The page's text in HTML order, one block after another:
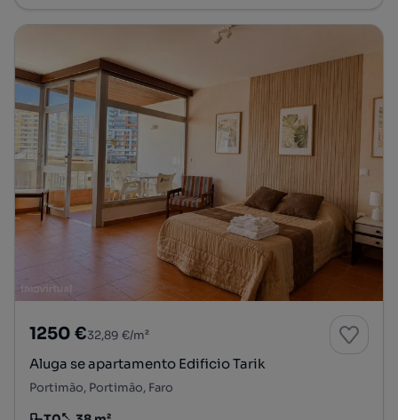
1250 €32,89 €/m²
Aluga se apartamento Edificio Tarik
Portimão, Portimão, Faro